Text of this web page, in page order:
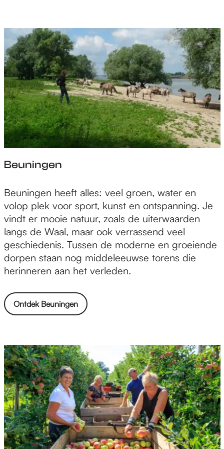
Beuningen
B
e
u
n
i
n
g
n
Beuningen heeft alles: veel groen, water en
volop plek voor sport, kunst en ontspanning. Je
vindt er mooie natuur, zoals de uiterwaarden
langs de Waal, maar ook verrassend veel
geschiedenis. Tussen de moderne en groeiende
dorpen staan nog middeleeuwse torens die
herinneren aan het verleden.
Ontdek Beuningen